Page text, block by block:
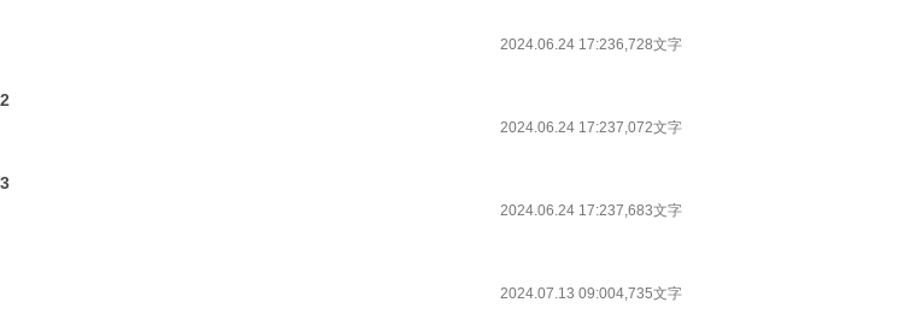
2024.06.24 17:236,728文字
2024.06.24 17:237,072文字
2024.06.24 17:237,683文字
2024.07.13 09:004,735文字